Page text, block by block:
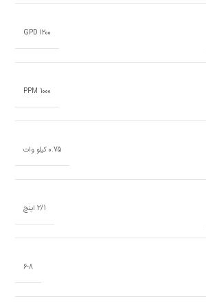
1200 GPD
1000 PPM
0.75 کیلو وات
2/1 اینچ
6-8